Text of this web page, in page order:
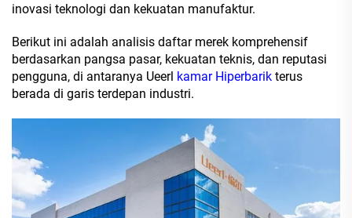
inovasi teknologi dan kekuatan manufaktur.
Berikut ini adalah analisis daftar merek komprehensif
berdasarkan pangsa pasar, kekuatan teknis, dan reputasi
pengguna, di antaranya Ueerl kamar Hiperbarik terus
berada di garis terdepan industri.